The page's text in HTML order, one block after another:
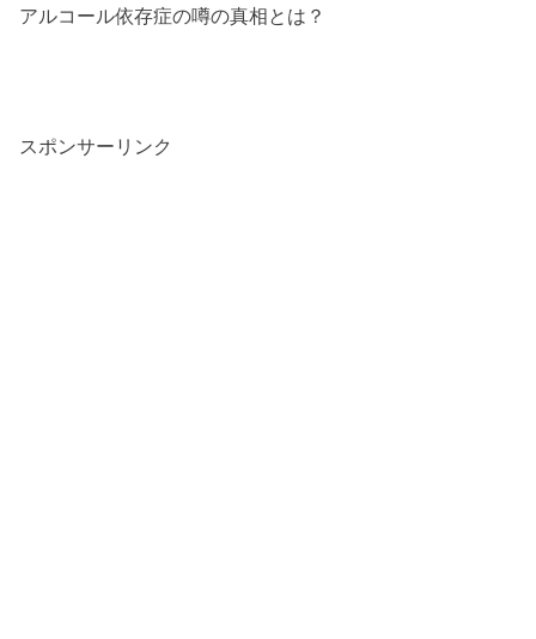
アルコール依存症の噂の真相とは？
スポンサーリンク